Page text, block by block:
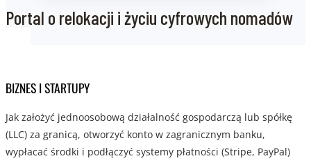
Portal o relokacji i życiu cyfrowych nomadów
BIZNES I STARTUPY
Jak założyć jednoosobową działalność gospodarczą lub spółkę
(LLC) za granicą, otworzyć konto w zagranicznym banku,
wypłacać środki i podłączyć systemy płatności (Stripe, PayPal)